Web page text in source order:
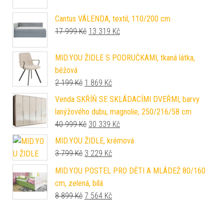
Cantus VÁLENDA, textil, 110/200 cm
17 999Kč Původní cena byla: 17 999 Kč.
13 319 KčAktuální cena je: 13 319 Kč.
MID.YOU ŽIDLE S PODRUČKAMI, tkaná látka,
béžová
2 199Kč Původní cena byla: 2 199 Kč.
1 869 KčAktuální cena je: 1 869 Kč.
Venda SKŘÍŇ SE SKLÁDACÍMI DVEŘMI, barvy
lanýžového dubu, magnolie, 250/216/58 cm
40 999Kč Původní cena byla: 40 999 Kč.
30 339 KčAktuální cena je: 30 339 Kč.
MID.YOU ŽIDLE, krémová
3 799Kč Původní cena byla: 3 799 Kč.
3 229 KčAktuální cena je: 3 229 Kč.
MID.YOU POSTEL PRO DĚTI A MLÁDEŽ 80/160
cm, zelená, bílá
8 899Kč Původní cena byla: 8 899 Kč.
7 564 KčAktuální cena je: 7 564 Kč.